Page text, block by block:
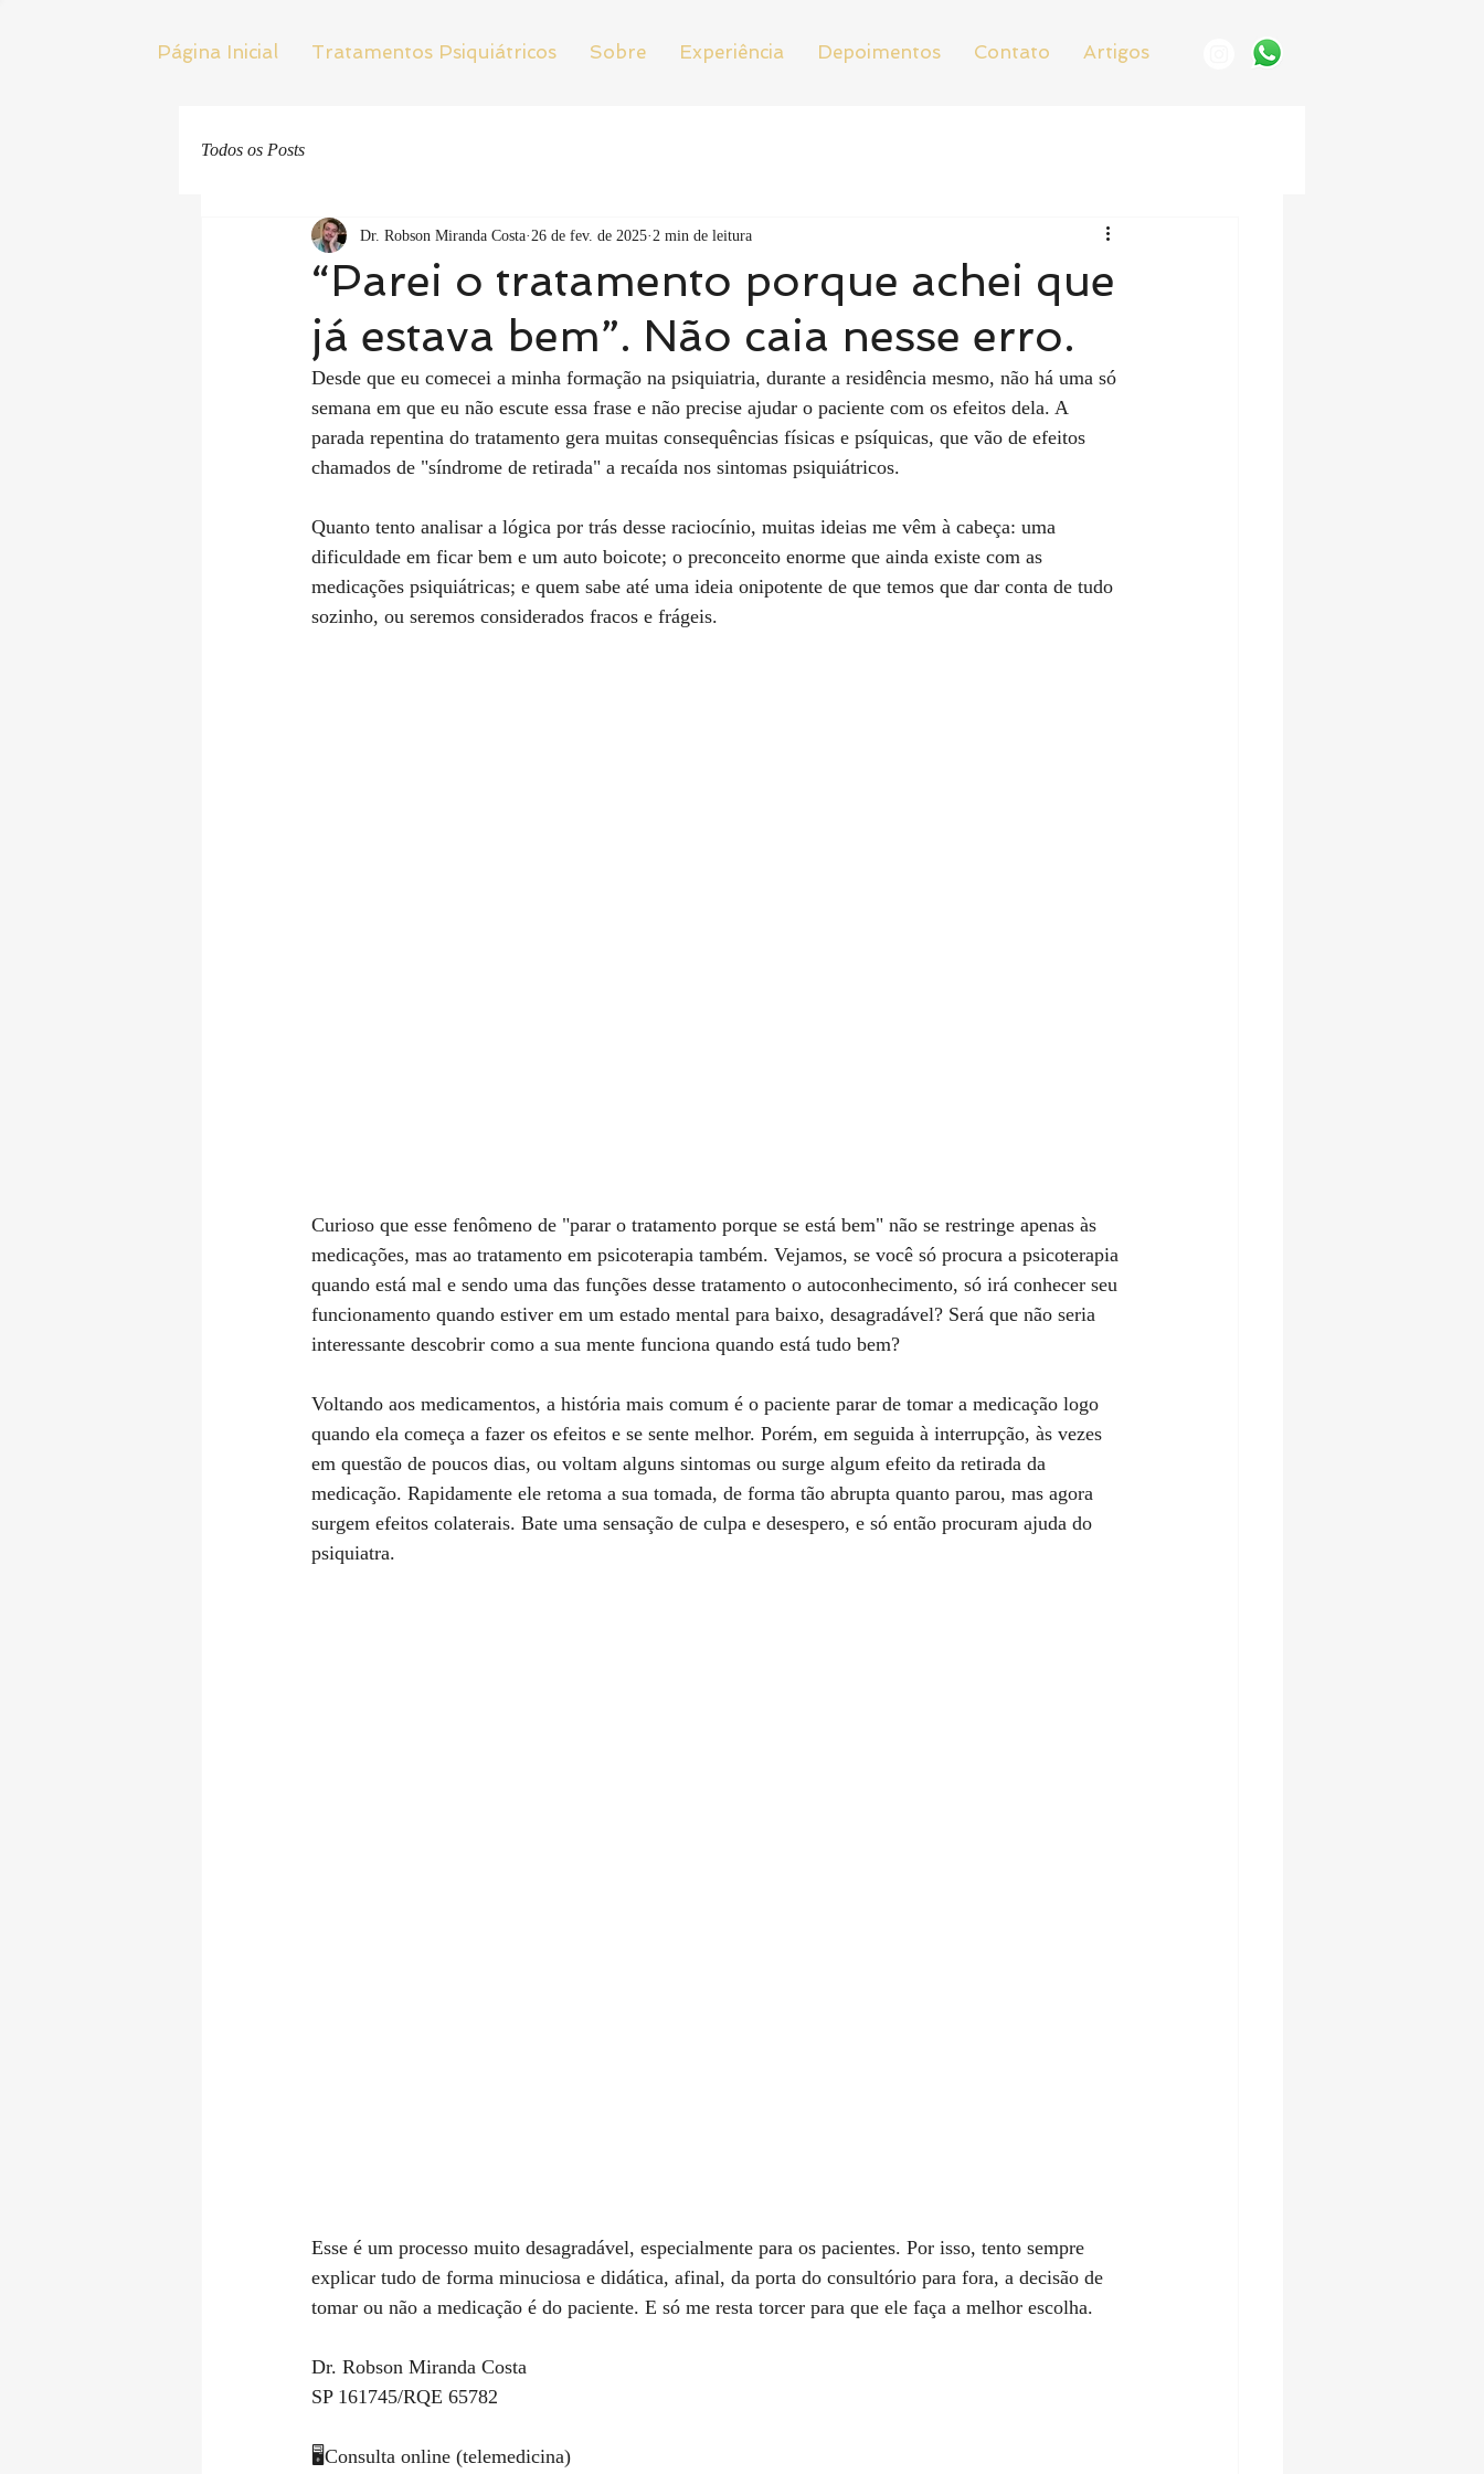
Página Inicial Tratamentos Psiquiátricos Sobre Experiência Depoimentos Contato Artigos
Todos os Posts
“Parei o tratamento porque achei que
já estava bem”. Não caia nesse erro.
Dr. Robson Miranda Costa 26 de fev. de 2025 2 min de leitura
Desde que eu comecei a minha formação na psiquiatria, durante a residência mesmo, não há uma só
semana em que eu não escute essa frase e não precise ajudar o paciente com os efeitos dela. A
parada repentina do tratamento gera muitas consequências físicas e psíquicas, que vão de efeitos
chamados de "síndrome de retirada" a recaída nos sintomas psiquiátricos.
Quanto tento analisar a lógica por trás desse raciocínio, muitas ideias me vêm à cabeça: uma
dificuldade em ficar bem e um auto boicote; o preconceito enorme que ainda existe com as
medicações psiquiátricas; e quem sabe até uma ideia onipotente de que temos que dar conta de tudo
sozinho, ou seremos considerados fracos e frágeis.
Curioso que esse fenômeno de "parar o tratamento porque se está bem" não se restringe apenas às
medicações, mas ao tratamento em psicoterapia também. Vejamos, se você só procura a psicoterapia
quando está mal e sendo uma das funções desse tratamento o autoconhecimento, só irá conhecer seu
funcionamento quando estiver em um estado mental para baixo, desagradável? Será que não seria
interessante descobrir como a sua mente funciona quando está tudo bem?
Voltando aos medicamentos, a história mais comum é o paciente parar de tomar a medicação logo
quando ela começa a fazer os efeitos e se sente melhor. Porém, em seguida à interrupção, às vezes
em questão de poucos dias, ou voltam alguns sintomas ou surge algum efeito da retirada da
medicação. Rapidamente ele retoma a sua tomada, de forma tão abrupta quanto parou, mas agora
surgem efeitos colaterais. Bate uma sensação de culpa e desespero, e só então procuram ajuda do
psiquiatra.
Esse é um processo muito desagradável, especialmente para os pacientes. Por isso, tento sempre
explicar tudo de forma minuciosa e didática, afinal, da porta do consultório para fora, a decisão de
tomar ou não a medicação é do paciente. E só me resta torcer para que ele faça a melhor escolha.
Dr. Robson Miranda Costa
SP 161745/RQE 65782
🖥Consulta online (telemedicina)